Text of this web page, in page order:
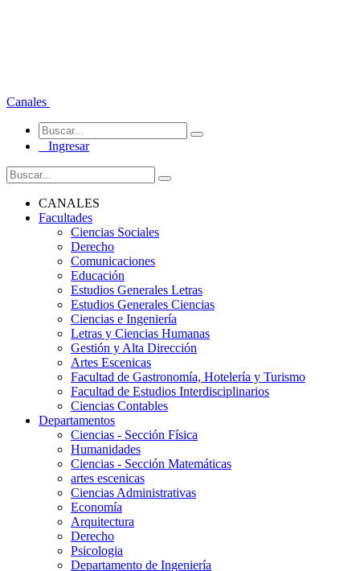
Canales
Ingresar
CANALES
Facultades
Ciencias Sociales
Derecho
Comunicaciones
Educación
Estudios Generales Letras
Estudios Generales Ciencias
Ciencias e Ingeniería
Letras y Ciencias Humanas
Gestión y Alta Dirección
Artes Escenicas
Facultad de Gastronomía, Hotelería y Turismo
Facultad de Estudios Interdisciplinarios
Ciencias Contables
Departamentos
Ciencias - Sección Física
Humanidades
Ciencias - Sección Matemáticas
artes escenicas
Ciencias Administrativas
Economía
Arquitectura
Derecho
Psicologia
Departamento de Ingeniería